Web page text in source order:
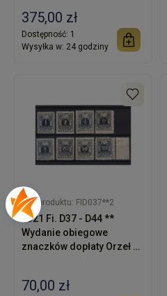
375,00 zł
Dostępność: 1
Wysyłka w: 24 godziny
Kod produktu: FID037**2
1921 Fi. D37 - D44 **
Wydanie obiegowe
znaczków dopłaty Orzeł z
70,00 zł